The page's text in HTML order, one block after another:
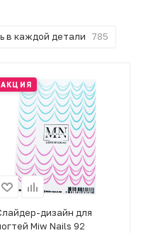
в каждой детали 785
АКЦИЯ
дизайн для
Miw Nails 92